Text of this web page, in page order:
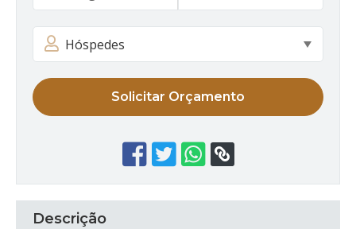
Solicitar Orçamento
Descrição